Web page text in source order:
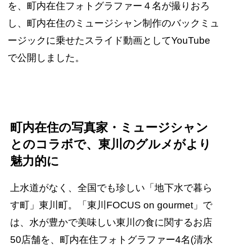
を、町内在住フォトグラファー４名が撮りおろ
し、町内在住のミュージシャン制作のバックミュ
ージックに乗せたスライド動画としてYouTube
で公開しました。
町内在住の写真家・ミュージシャン
とのコラボで、東川のグルメがより
魅力的に
上水道がなく、全国でも珍しい「地下水で暮ら
す町」東川町。「東川FOCUS on gourmet」で
は、水が豊かで美味しい東川の食に関するお店
50店舗を、町内在住フォトグラファー4名(清水